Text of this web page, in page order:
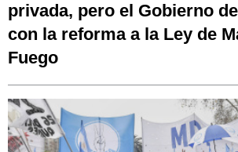
privada, pero el Gobierno
con la reforma a la Ley de
Fuego